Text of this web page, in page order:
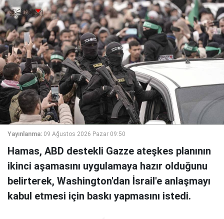
Yayınlanma: 09 Ağustos 2026 Pazar 09:50
Hamas, ABD destekli Gazze ateşkes planının
ikinci aşamasını uygulamaya hazır olduğunu
belirterek, Washington'dan İsrail'e anlaşmayı
kabul etmesi için baskı yapmasını istedi.